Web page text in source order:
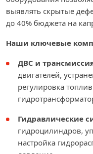
выявлять скрытые
до 40% бюджета на
Наши ключевые
ДВС и
двигателей,
регулировка
Гидравлические
гидроцилиндров,
настройка